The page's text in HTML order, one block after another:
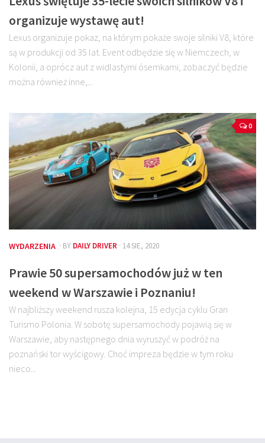
organizuje wystawę aut!
Lexus organizuje pokaz, na którym pokaże swoje silniki V8, które
są w produkcji od 35 lat. Event odbędzie się w Niemczech, w
Kolonii, a oprócz aut z widlastymi ósemkami, zobaczyć będzie
można również inne,...
0
WYDARZENIA · BY DAILY DRIVER · 14 SIE, 2020
Prawie 50 supersamochodów już w ten
weekend w Warszawie i Poznaniu!
W najbliższy weekend rusza kolejna, 15 edycja cyklu Gran
Turismo Polonia. W sobotę supersamochody pojawią się w
Warszawie, aby następnego dnia wyruszyć w podróż na
poznański tor wyścigowy. Choć impreza będzie w tym roku
nieco...